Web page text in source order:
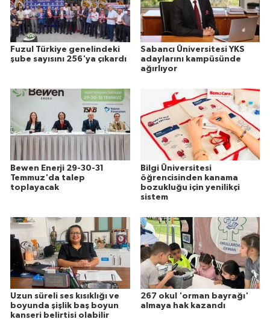
Fuzul Türkiye genelindeki
şube sayısını 256'ya çıkardı
Sabancı Üniversitesi YKS
adaylarını kampüsünde
ağırlıyor
Bewen Enerji 29-30-31
Temmuz'da talep
toplayacak
Bilgi Üniversitesi
öğrencisinden kanama
bozukluğu için yenilikçi
sistem
Uzun süreli ses kısıklığı ve
boyunda şişlik baş boyun
kanseri belirtisi olabilir
267 okul 'orman bayrağı'
almaya hak kazandı